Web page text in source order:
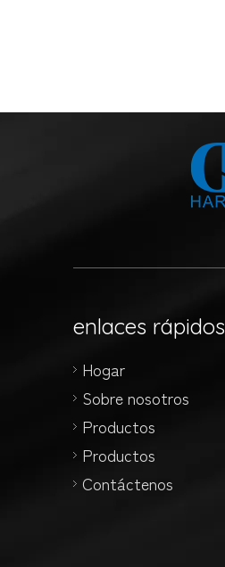
enlaces rápidos
Hogar
Sobre nosotros
Productos
Productos
Contáctenos